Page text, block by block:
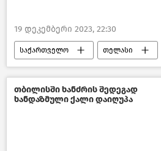
19 დეკემბერი 2023, 22:30
საქართველო თელასი
თბილისი დღეს საზოგადოება
თბილისში ხანძრის შედეგად
ხანდაზმული ქალი დაიღუპა